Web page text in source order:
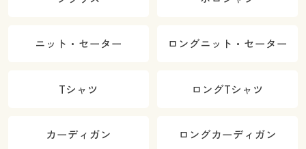
ニット・セーター ロングニット・セーター
Tシャツ ロングTシャツ
カーディガン ロングカーディガン